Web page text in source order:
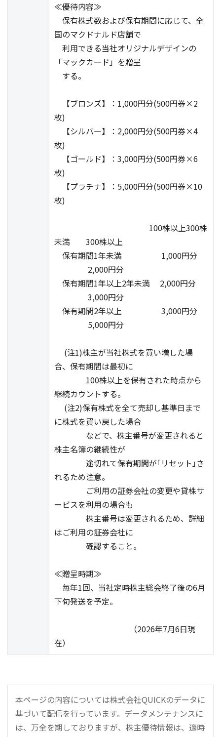
≪優待内容≫
保有株式数および保有期間に応じて、全
国のマクドナルド店舗で
利用できる当社オリジナルデザインの
「マックカード」を贈呈
する。
【ブロンズ】：1,000円分(500円券×2
枚)
【シルバー】：2,000円分(500円券×4
枚)
【ゴールド】：3,000円分(500円券×6
枚)
【プラチナ】：5,000円分(500円券×10
枚)
100株以上300株
未満 300株以上
保有期間1年未満 1,000円分
2,000円分
保有期間1年以上2年未満 2,000円分
3,000円分
保有期間2年以上 3,000円分
5,000円分
(注1)株主が当社株式を買い増した場
合、保有期間は最初に
100株以上を保有された時点から
継続カウントする。
(注2)保有株式を全て売却し基準日まで
に株式を買い戻した場合
などで、株主番号が変更されると
株主名簿の継続性が
途切れて保有期間が｢リセット｣さ
れるため注意。
ご利用の証券会社の変更や貸株サ
ービスを利用の場合も
株主番号は変更されるため、詳細
はご利用の証券会社に
確認すること。
≪贈呈時期≫
毎年1回、当社定時株主総会終了後の6月
下旬発送を予定。
（2026年7月6日現
在）
本ページの内容については株式会社QUICKのデータに
基づいて配信を行っています。データメンテナンスに
は、万全を期しておりますが、株主優待情報は、適時